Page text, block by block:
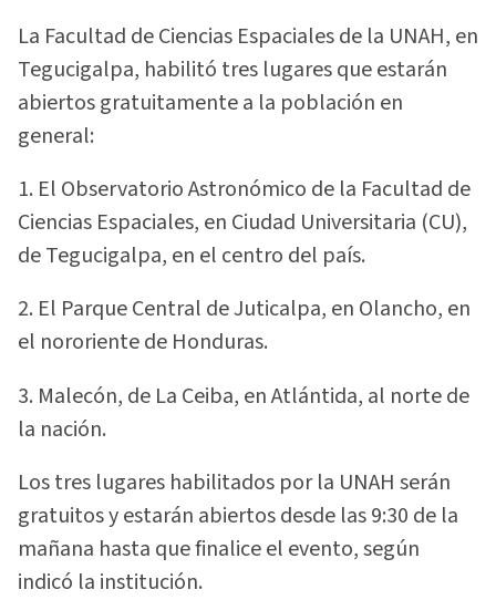
La Facultad de Ciencias Espaciales de la UNAH, en
Tegucigalpa, habilitó tres lugares que estarán
abiertos gratuitamente a la población en
general:
1. El Observatorio Astronómico de la Facultad de
Ciencias Espaciales, en Ciudad Universitaria (CU),
de Tegucigalpa, en el centro del país.
2. El Parque Central de Juticalpa, en Olancho, en
el nororiente de Honduras.
3. Malecón, de La Ceiba, en Atlántida, al norte de
la nación.
Los tres lugares habilitados por la UNAH serán
gratuitos y estarán abiertos desde las 9:30 de la
mañana hasta que finalice el evento, según
indicó la institución.